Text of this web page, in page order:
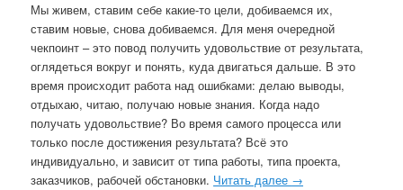
Мы живем, ставим себе какие-то цели, добиваемся их,
ставим новые, снова добиваемся. Для меня очередной
чекпоинт – это повод получить удовольствие от результата,
оглядеться вокруг и понять, куда двигаться дальше. В это
время происходит работа над ошибками: делаю выводы,
отдыхаю, читаю, получаю новые знания. Когда надо
получать удовольствие? Во время самого процесса или
только после достижения результата? Всё это
индивидуально, и зависит от типа работы, типа проекта,
заказчиков, рабочей обстановки. Читать далее →